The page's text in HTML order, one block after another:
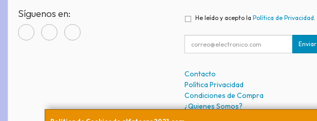
Síguenos en: He leído y acepto la Política de Privacidad.
Enviar
Contacto
Política Privacidad
Condiciones de Compra
¿Quienes Somos?